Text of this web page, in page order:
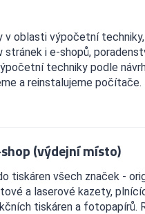
v oblasti výpočetní techniky,
i e-shopů,
techniky podle
a reinstalujeme počítače.
(výdejní místo)
tiskáren všech značek -
a laserové kazety,
tiskáren a fotopapírů.